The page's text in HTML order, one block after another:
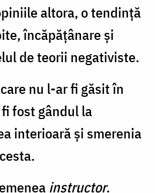
altora, o tendință
încăpățânare și
de teorii negativiste.
nu l-ar fi găsit în
fost gândul la
interioară și smerenia
instructor.